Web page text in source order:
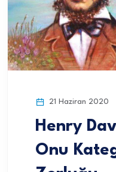
21 Haziran 2020
Henry
Onu